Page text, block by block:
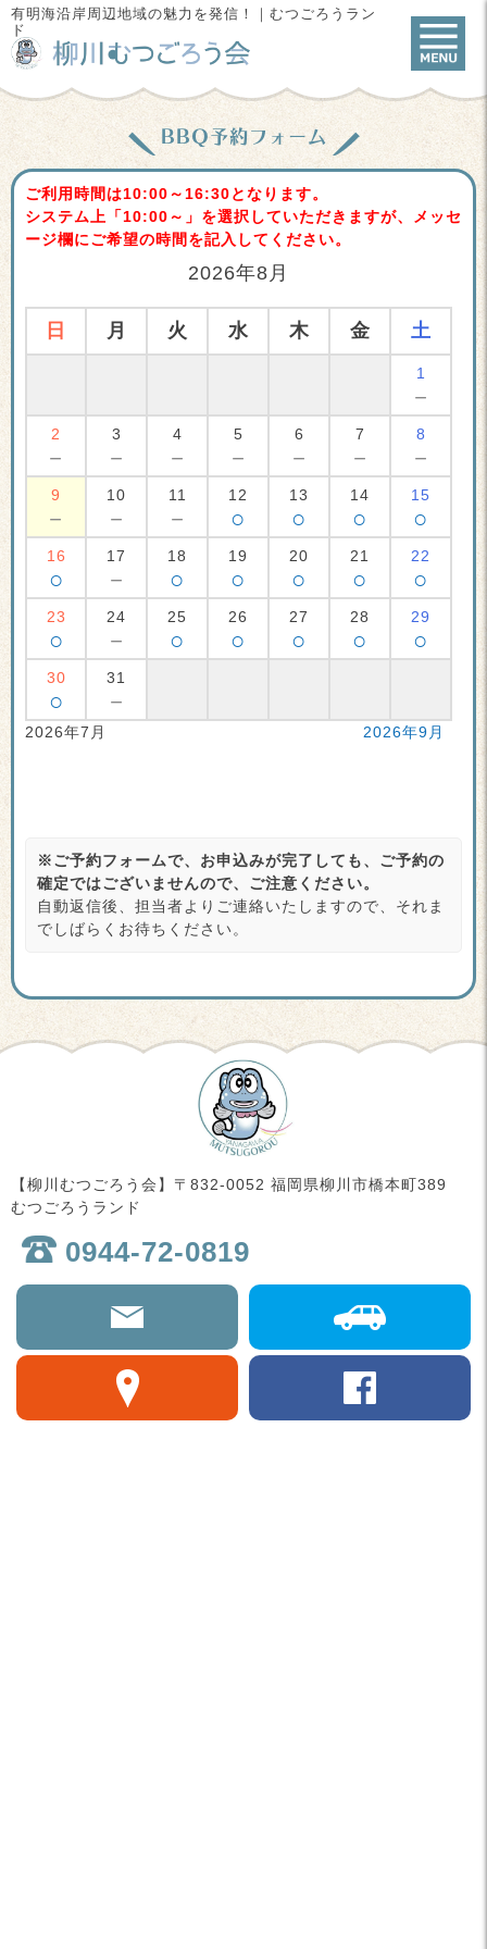
有明海沿岸周辺地域の魅力を発信！｜むつごろうラン
ド
BBQ予約フォーム
ご利用時間は10:00～16:30となります。
システム上「10:00～」を選択していただきますが、メッセ
ージ欄にご希望の時間を記入してください。
2026年8月
日 月 火 水 木 金 土
1
－
2
－
3
－
4
－
5
－
6
－
7
－
8
－
9
－
10
－
11
－
12
○
13
○
14
○
15
○
16
○
17
－
18
○
19
○
20
○
21
○
22
○
23
○
24
－
25
○
26
○
27
○
28
○
29
○
30
○
31
－
2026年7月 2026年9月
※ご予約フォームで、お申込みが完了しても、ご予約の
確定ではございませんので、ご注意ください。
自動返信後、担当者よりご連絡いたしますので、それま
でしばらくお待ちください。
【柳川むつごろう会】〒832-0052 福岡県柳川市橋本町389
むつごろうランド
0944-72-0819